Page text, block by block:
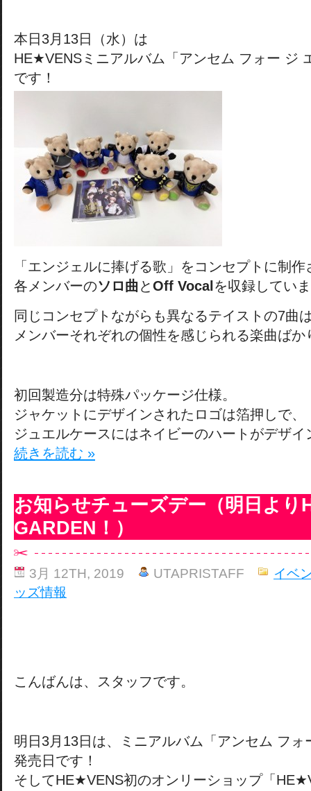
本日3月13日（水）は
HE★VENSミニアルバム「アンセム フォー ジ
です！
「エンジェルに捧げる歌」をコンセプトに制作
各メンバーのソロ曲 とOff Vocal を収録してい
同じコンセプトながらも異なるテイストの7曲
メンバーそれぞれの個性を感じられる楽曲ばか
初回製造分は特殊パッケージ仕様。
ジャケットにデザインされたロゴは箔押しで、
ジュエルケースにはネイビーのハートがデザ
続きを読む »
お知らせチューズデー（明日よ
GARDEN！）
3月 12TH, 2019 UTAPRISTAFF
イベ
ッズ情報
こんばんは、スタッフです。
明日3月13日は、ミニアルバム「アンセム フ
発売日です！
そしてHE★VENS初のオンリーショップ「